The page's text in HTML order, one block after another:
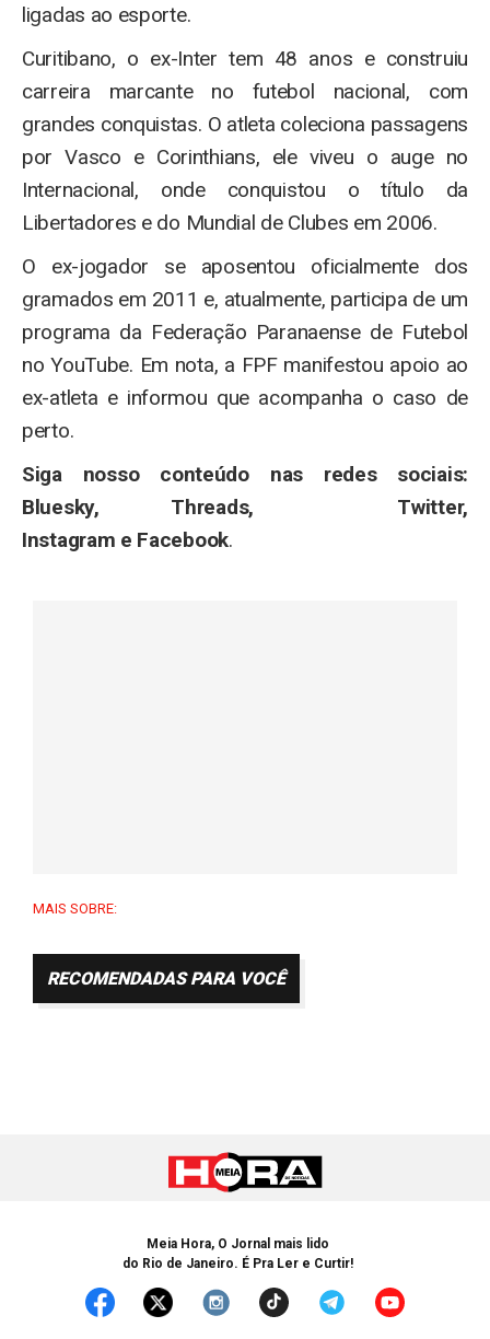
ligadas ao esporte.
Curitibano, o ex-Inter tem 48 anos e construiu
carreira marcante no futebol nacional, com
grandes conquistas. O atleta coleciona passagens
por Vasco e Corinthians, ele viveu o auge no
Internacional, onde conquistou o título da
Libertadores e do Mundial de Clubes em 2006.
O ex-jogador se aposentou oficialmente dos
gramados em 2011 e, atualmente, participa de um
programa da Federação Paranaense de Futebol
no YouTube. Em nota, a FPF manifestou apoio ao
ex-atleta e informou que acompanha o caso de
perto.
Siga nosso conteúdo nas redes sociais:
Bluesky, Threads, Twitter,
Instagram e Facebook.
MAIS SOBRE:
RECOMENDADAS PARA VOCÊ
Meia Hora, O Jornal mais lido
do Rio de Janeiro. É Pra Ler e Curtir!